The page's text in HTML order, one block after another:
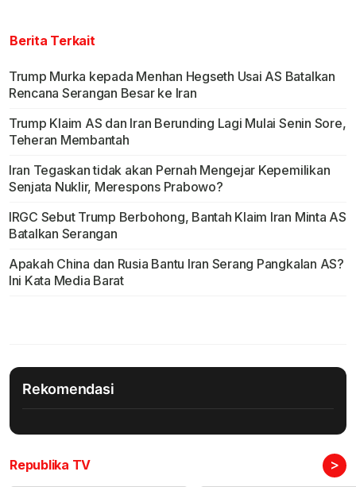
Berita Terkait
Trump Murka kepada Menhan Hegseth Usai AS Batalkan
Rencana Serangan Besar ke Iran
Trump Klaim AS dan Iran Berunding Lagi Mulai Senin Sore,
Teheran Membantah
Iran Tegaskan tidak akan Pernah Mengejar Kepemilikan
Senjata Nuklir, Merespons Prabowo?
IRGC Sebut Trump Berbohong, Bantah Klaim Iran Minta AS
Batalkan Serangan
Apakah China dan Rusia Bantu Iran Serang Pangkalan AS?
Ini Kata Media Barat
Rekomendasi
Republika TV >